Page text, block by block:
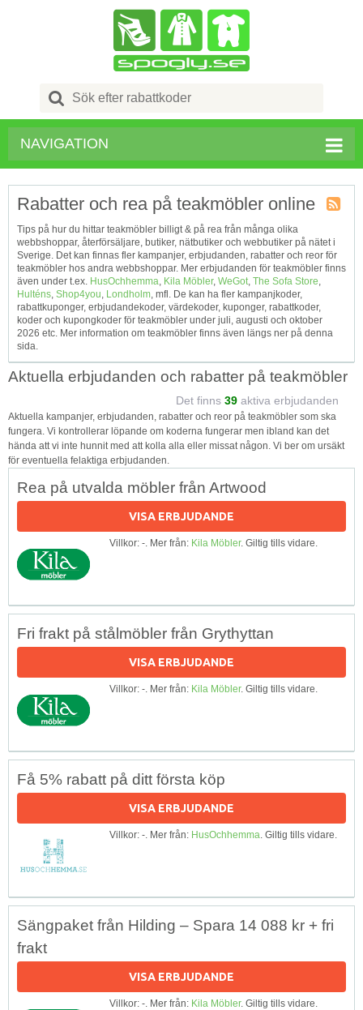
Search
for:
NAVIGATION
Tagg
RSS
Rabatter och rea på teakmöbler online
Tips på hur du hittar teakmöbler billigt & på rea från många olika
webbshoppar, återförsäljare, butiker, nätbutiker och webbutiker på nätet i
Sverige. Det kan finnas fler kampanjer, erbjudanden, rabatter och reor för
teakmöbler hos andra webbshoppar. Mer erbjudanden för teakmöbler finns
även under t.ex. HusOchhemma, Kila Möbler, WeGot, The Sofa Store,
Hulténs, Shop4you, Londholm, mfl. De kan ha fler kampanjkoder,
rabattkuponger, erbjudandekoder, värdekoder, kuponger, rabattkoder,
koder och kupongkoder för teakmöbler under juli, augusti och oktober
2026 etc. Mer information om teakmöbler finns även längs ner på denna
sida.
Aktuella erbjudanden och rabatter på teakmöbler
Det finns 39 aktiva erbjudanden
Aktuella kampanjer, erbjudanden, rabatter och reor på teakmöbler som ska
fungera. Vi kontrollerar löpande om koderna fungerar men ibland kan det
hända att vi inte hunnit med att kolla alla eller missat någon. Vi ber om ursäkt
för eventuella felaktiga erbjudanden.
Rea på utvalda möbler från Artwood
VISA ERBJUDANDE
Villkor: -. Mer från: Kila Möbler. Giltig tills vidare.
Fri frakt på stålmöbler från Grythyttan
VISA ERBJUDANDE
Villkor: -. Mer från: Kila Möbler. Giltig tills vidare.
Få 5% rabatt på ditt första köp
VISA ERBJUDANDE
Villkor: -. Mer från: HusOchhemma. Giltig tills vidare.
Sängpaket från Hilding – Spara 14 088 kr + fri
frakt
VISA ERBJUDANDE
Villkor: -. Mer från: Kila Möbler. Giltig tills vidare.